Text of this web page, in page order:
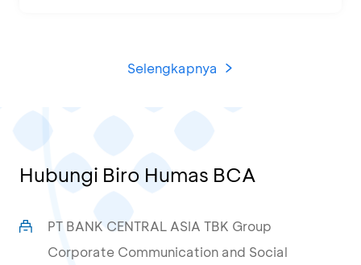
Selengkapnya
Hubungi Biro Humas BCA
PT BANK CENTRAL ASIA TBK Group
Corporate Communication and Social